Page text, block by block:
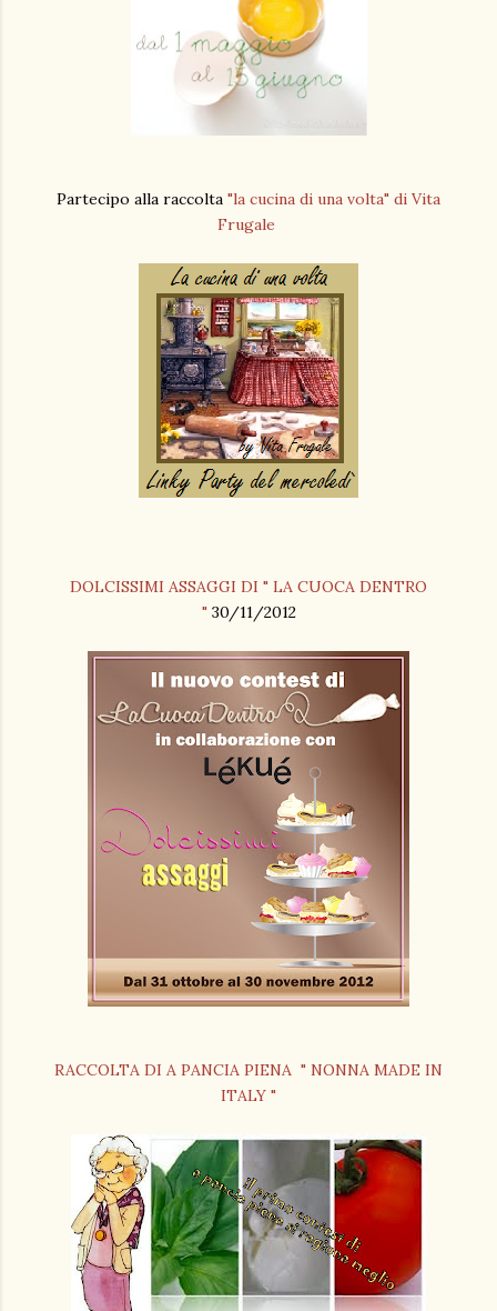
Partecipo alla raccolta "la cucina di una volta" di Vita
Frugale
DOLCISSIMI ASSAGGI DI " LA CUOCA DENTRO
" 30/11/2012
RACCOLTA DI A PANCIA PIENA " NONNA MADE IN
ITALY "